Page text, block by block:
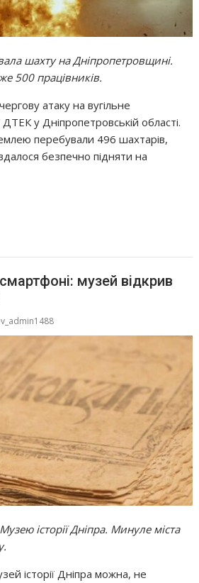
шахту на Дніпропетровщині.
500 працівників.
атаку на вугільне
ДТЕК у Дніпропетровській області.
перебували 496 шахтарів,
безпечно підняти на
музей відкрив
історії Дніпра. Минуле міста
історії Дніпра можна, не